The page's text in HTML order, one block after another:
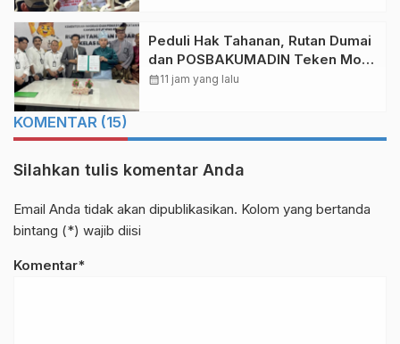
Peduli Hak Tahanan, Rutan Dumai
dan POSBAKUMADIN Teken MoU
Kerjasama
calendar_month11 jam yang lalu
KOMENTAR (15)
Silahkan tulis komentar Anda
Email Anda tidak akan dipublikasikan. Kolom yang bertanda
bintang (*) wajib diisi
Komentar*